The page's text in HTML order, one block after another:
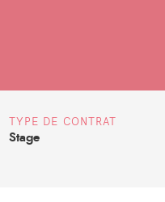
TYPE DE CONTRAT
Stage